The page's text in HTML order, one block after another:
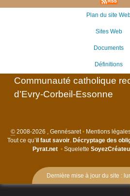
Plan du site
Sites Web
Documents
Définitions
Communauté catholique
d’Evry-Corbeil-Essonne
© 2008-2026 , Gennésaret • Mentions
Tout ce qu’il faut savoir. Décryptage des
Pyrat.net •Squelette
Dernière mise à jour du site :